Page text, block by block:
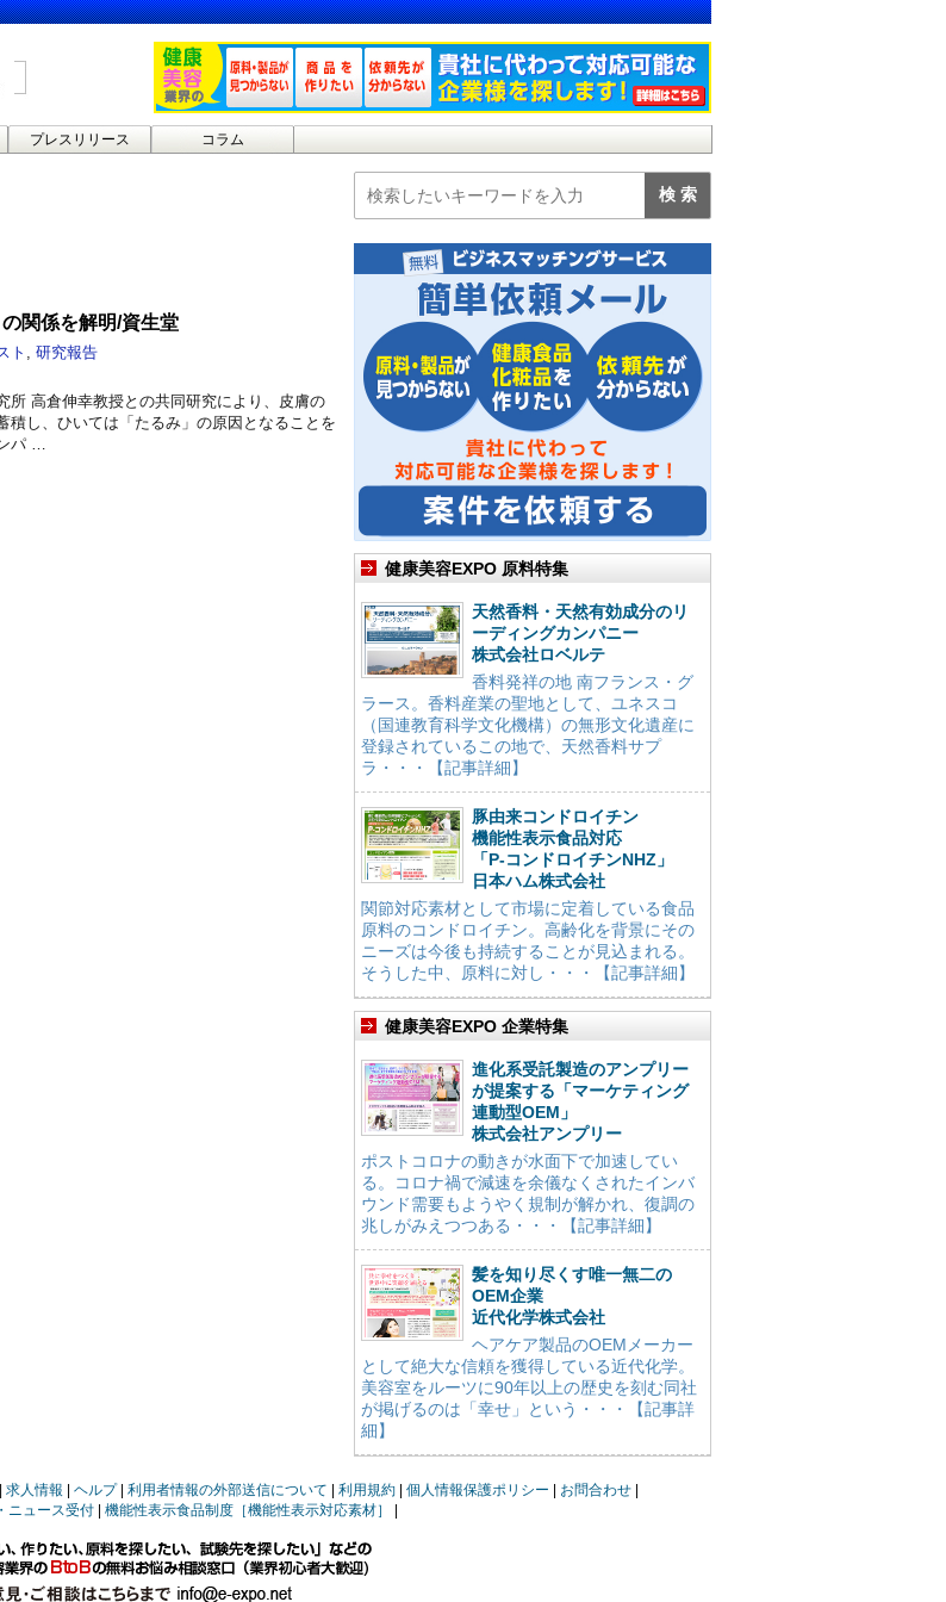
プレスリリース コラム
関係を解明/資生堂
ト
研究報告
所 高倉伸幸教授との共同研究により、皮膚の
積し、ひいては「たるみ」の原因となることを
パ …
健康美容EXPO 原料特集
天然香料・天然有効成分のリ
ーディングカンパニー
株式会社ロベルテ
香料発祥の地 南フランス・グ
ラース。香料産業の聖地として、ユネスコ
（国連教育科学文化機構）の無形文化遺産に
登録されているこの地で、天然香料サプ
ラ・・・【記事詳細】
豚由来コンドロイチン
機能性表示食品対応
「P-コンドロイチンNHZ」
日本ハム株式会社
関節対応素材として市場に定着している食品
原料のコンドロイチン。高齢化を背景にその
ニーズは今後も持続することが見込まれる。
そうした中、原料に対し・・・【記事詳細】
健康美容EXPO 企業特集
進化系受託製造のアンプリー
が提案する「マーケティング
連動型OEM」
株式会社アンプリー
ポストコロナの動きが水面下で加速してい
る。コロナ禍で減速を余儀なくされたインバ
ウンド需要もようやく規制が解かれ、復調の
兆しがみえつつある・・・【記事詳細】
髪を知り尽くす唯一無二の
OEM企業
近代化学株式会社
ヘアケア製品のOEMメーカー
として絶大な信頼を獲得している近代化学。
美容室をルーツに90年以上の歴史を刻む同社
が掲げるのは「幸せ」という・・・【記事詳
細】
求人情報 ヘルプ 利用者情報の外部送信について 利用規約 個人情報保護ポリシー
お問合わせ
ニュース受付
機能性表示食品制度［機能性表示対応素材］